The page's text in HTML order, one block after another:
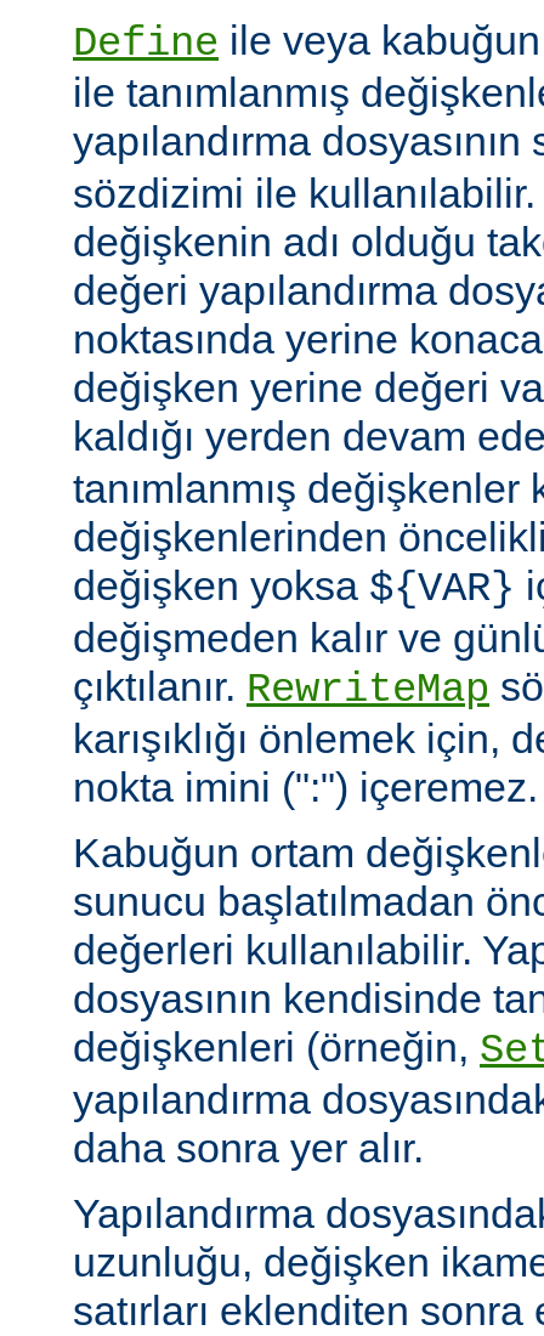
Define ile veya
ile tanımlanmış
yapılandırma dosyasının
sözdizimi ile
değişkenin adı olduğu
değeri yapılandırma
noktasında yerine
değişken yerine değeri
kaldığı yerden devam
tanımlanmış değişkenler
değişkenlerinden
değişken yoksa ${VAR}
değişmeden kalır ve
çıktılanır. RewriteMap
karışıklığı önlemek için,
nokta imini (":") içeremez.
Kabuğun ortam
sunucu başlatılmadan
değerleri kullanılabilir.
dosyasının kendisinde
değişkenleri (örneğin,
yapılandırma
daha sonra yer alır.
Yapılandırma
uzunluğu, değişken
satırları eklenditen